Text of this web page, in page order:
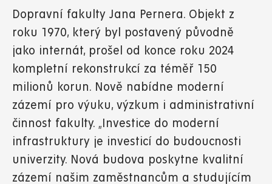
Dopravní fakulty Jana Pernera. Objekt z
roku 1970, který byl postavený původně
jako internát, prošel od konce roku 2024
kompletní rekonstrukcí za téměř 150
milionů korun. Nově nabídne moderní
zázemí pro výuku, výzkum i administrativní
činnost fakulty. „Investice do moderní
infrastruktury je investicí do budoucnosti
univerzity. Nová budova poskytne kvalitní
zázemí našim zaměstnancům a studujícím